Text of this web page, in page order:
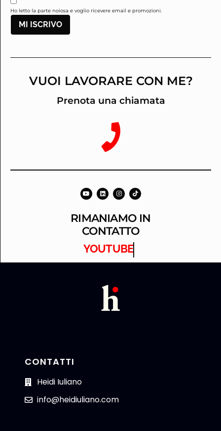
Ho letto la parte noiosa e voglio ricevere email e promozioni.
MI ISCRIVO
VUOI LAVORARE CON ME?
Prenota una chiamata
RIMANIAMO IN
CONTATTO
YOUTUBE
CONTATTI
Heidi Iuliano
info@heidiuliano.com